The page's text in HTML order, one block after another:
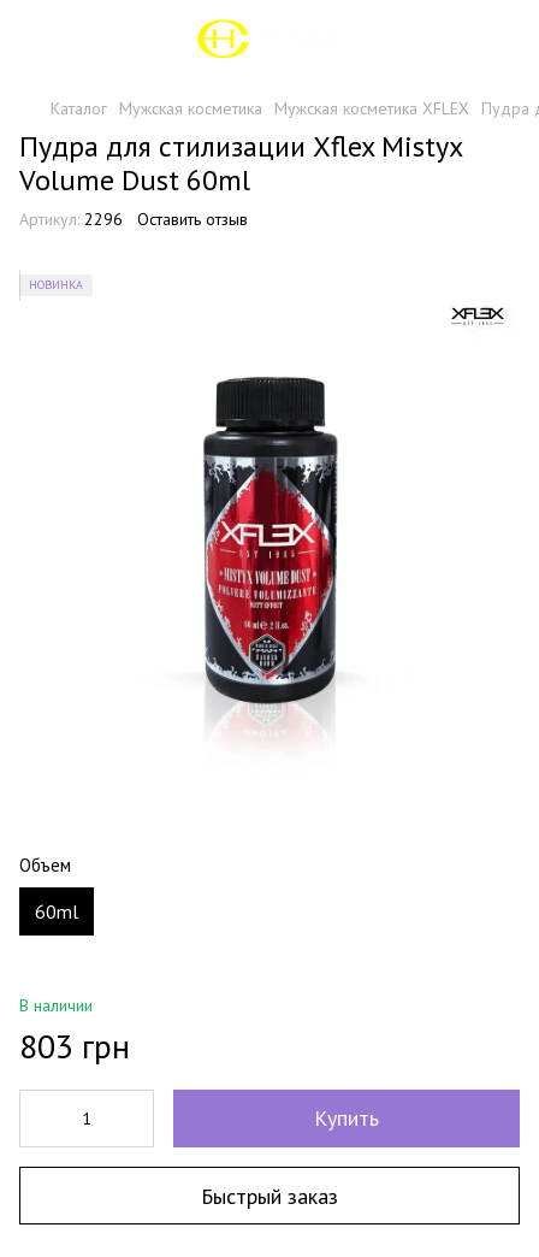
Каталог Мужская косметика Мужская косметика XFLEX Пудра
Пудра для стилизации Xflex Mistyx
Volume Dust 60ml
Артикул: 2296 Оставить отзыв
НОВИНКА
Объем
60ml
В наличии
803 грн
Купить
Быстрый заказ